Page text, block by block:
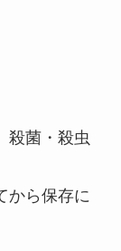
殺菌・殺虫
から保存に